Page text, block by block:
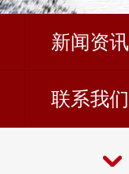
新闻资讯
联系我们